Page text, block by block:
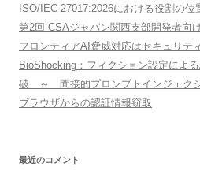
ISO/IEC 27017:2026における役割の位
第2回 CSAジャパン関西支部開発者向
フロンティアAI脅威対応はセキュリテ
BioShocking：フィクション設定によ
破 ～ 間接的プロンプトインジェク
ブラウザからの認証情報窃取
最近のコメント